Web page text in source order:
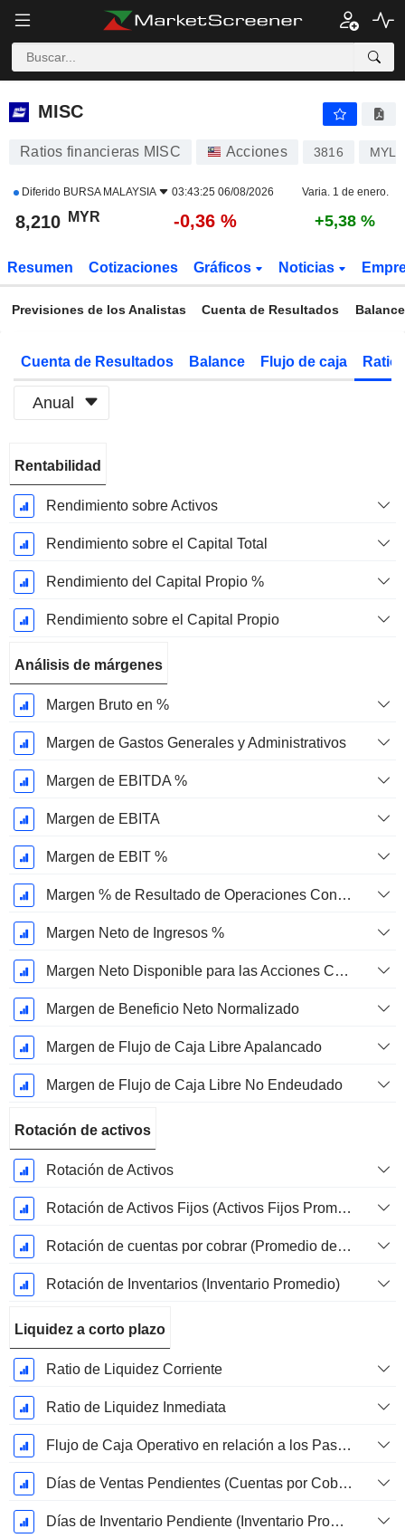
MISC
MISC
Ratios financieras MISC Acciones 3816
Diferido BURSA MALAYSIA 03:43:25 06/08/2026 Varia. 1 de enero.
8,210 MYR -0,36 % +5,38 %
Resumen Cotizaciones Gráficos Noticias
Previsiones de los Analistas Cuenta de Resultados Balance
Cuenta de Resultados Balance Flujo de caja
Anual
fiscal:
Diciembre
Rentabilidad
Rendimiento sobre Activos
Rendimiento sobre el Capital Total
Rendimiento del Capital Propio %
Rendimiento sobre el Capital Propio
Análisis de márgenes
Margen Bruto en %
Margen de Gastos Generales y Administrativos
Margen de EBITDA %
Margen de EBITA
Margen de EBIT %
Margen % de Resultado de Operaciones Continuas
Margen Neto de Ingresos %
Margen Neto Disponible para las Acciones Comunes %
Margen de Beneficio Neto Normalizado
Margen de Flujo de Caja Libre Apalancado
Margen de Flujo de Caja Libre No Endeudado
Rotación de activos
Rotación de Activos
Rotación de Activos Fijos (Activos Fijos Promedio)
Rotación de cuentas por cobrar (Promedio de cuentas por cobrar)
Rotación de Inventarios (Inventario Promedio)
Liquidez a corto plazo
Ratio de Liquidez Corriente
Ratio de Liquidez Inmediata
Flujo de Caja Operativo en relación a los Pasivos Corrientes
Días de Ventas Pendientes (Cuentas por Cobrar Promedio)
Días de Inventario Pendiente (Inventario Promedio)